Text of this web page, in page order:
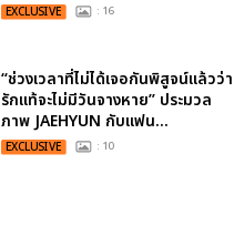
EXCLUSIVE : 16
“ช่วงเวลาที่ไม่ได้เจอกันพิสูจน์แล้วว่า
รักแท้จะไม่มีวันจางหาย” ประมวล
ภาพ JAEHYUN กับแฟน...
EXCLUSIVE : 10